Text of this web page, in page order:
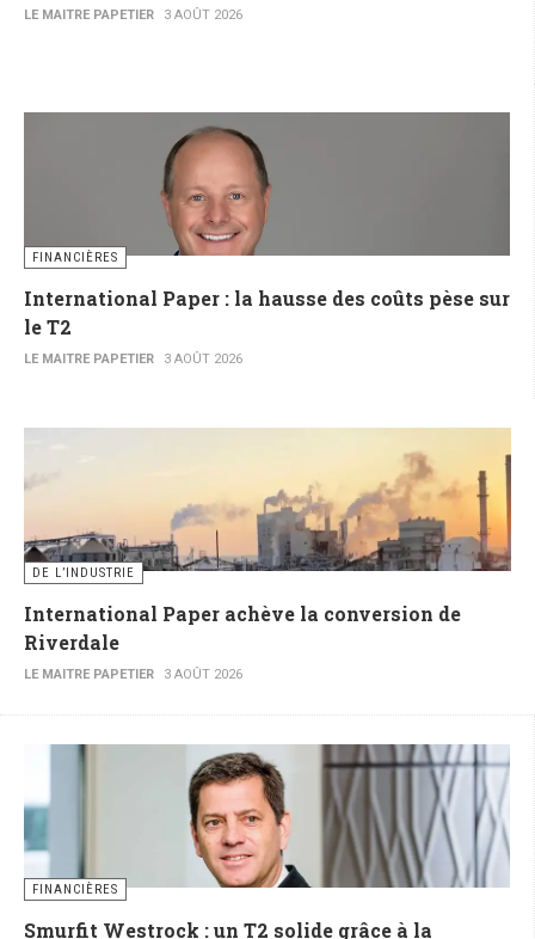
LE MAITRE PAPETIER 3 AOÛT 2026
FINANCIÈRES
International Paper : la hausse des coûts pèse sur
le T2
LE MAITRE PAPETIER 3 AOÛT 2026
DE L’INDUSTRIE
International Paper achève la conversion de
Riverdale
LE MAITRE PAPETIER 3 AOÛT 2026
FINANCIÈRES
Smurfit Westrock : un T2 solide grâce à la